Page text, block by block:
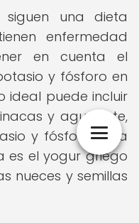
una dieta
enfermedad
en cuenta el
y fósforo en
ideal puede incluir
y aguacate,
y fósforo. Otra
es el yogur griego
nueces y semillas